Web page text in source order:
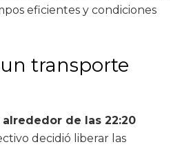
eficientes y condiciones
transporte
alrededor de las 22:20
decidió liberar las